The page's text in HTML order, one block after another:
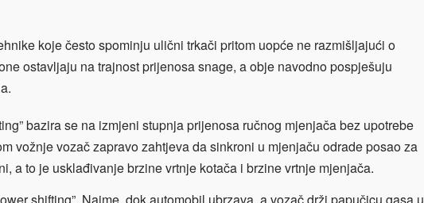
koje često spominju ulični trkači pritom uopće ne razmišljajući o
ostavljaju na trajnost prijenosa snage, a obje navodno pospješuju
bazira se na izmjeni stupnja prijenosa ručnog mjenjača bez upotrebe
vožnje vozač zapravo zahtjeva da sinkroni u mjenjaču odrade posao za
a to je usklađivanje brzine vrtnje kotača i brzine vrtnje mjenjača.